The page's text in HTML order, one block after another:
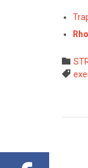

